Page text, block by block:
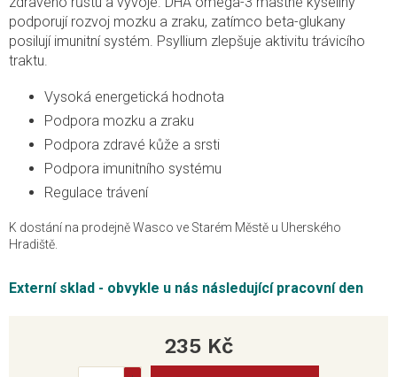
Externí sklad - obvykle u nás následující pracovní den
podporují rozvoj mozku a zraku, zatímco beta-glukany
posilují imunitní systém. Psyllium zlepšuje aktivitu trávicího
traktu.
Vysoká energetická hodnota
Podpora mozku a zraku
Podpora zdravé kůže a srsti
Podpora imunitního systému
Regulace trávení
K dostání na prodejně Wasco ve Starém Městě u Uherského
Hradiště.
235 Kč